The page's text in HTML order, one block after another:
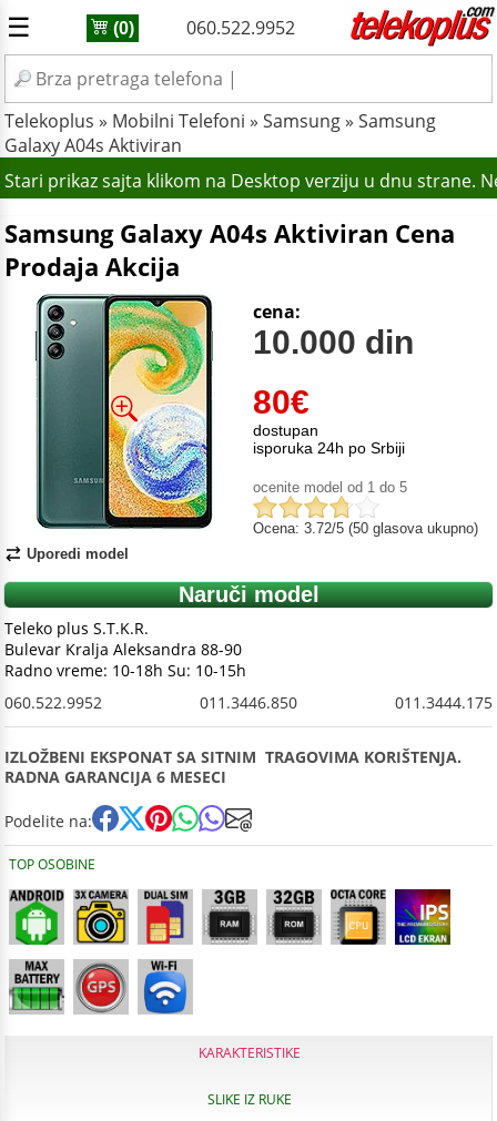
☰ (0) 060.522.9952
Telekoplus » Mobilni Telefoni » Samsung» Samsung
Galaxy A04s Aktiviran
prikaz sajta klikom na Desktop verziju u dnu strane.
Samsung Galaxy A04s Aktiviran Cena
Prodaja Akcija
Uporedi model
80€
cena:
10.000 din
dostupan
isporuka 24h po Srbiji
ocenite model od 1 do 5
Ocena: 3.72/5 (50 glasova ukupno)
Naruči model
Teleko plus S.T.K.R.
Bulevar Kralja Aleksandra 88-90
Radno vreme: 10-18h Su: 10-15h
060.522.9952
011.3446.850 011.3444.175
IZLOŽBENI EKSPONAT SA SITNIM TRAGOVIMA KORIŠTENJA.
RADNA GARANCIJA 6 MESECI
Podelite na:
TOP OSOBINE
KARAKTERISTIKE
SLIKE IZ RUKE